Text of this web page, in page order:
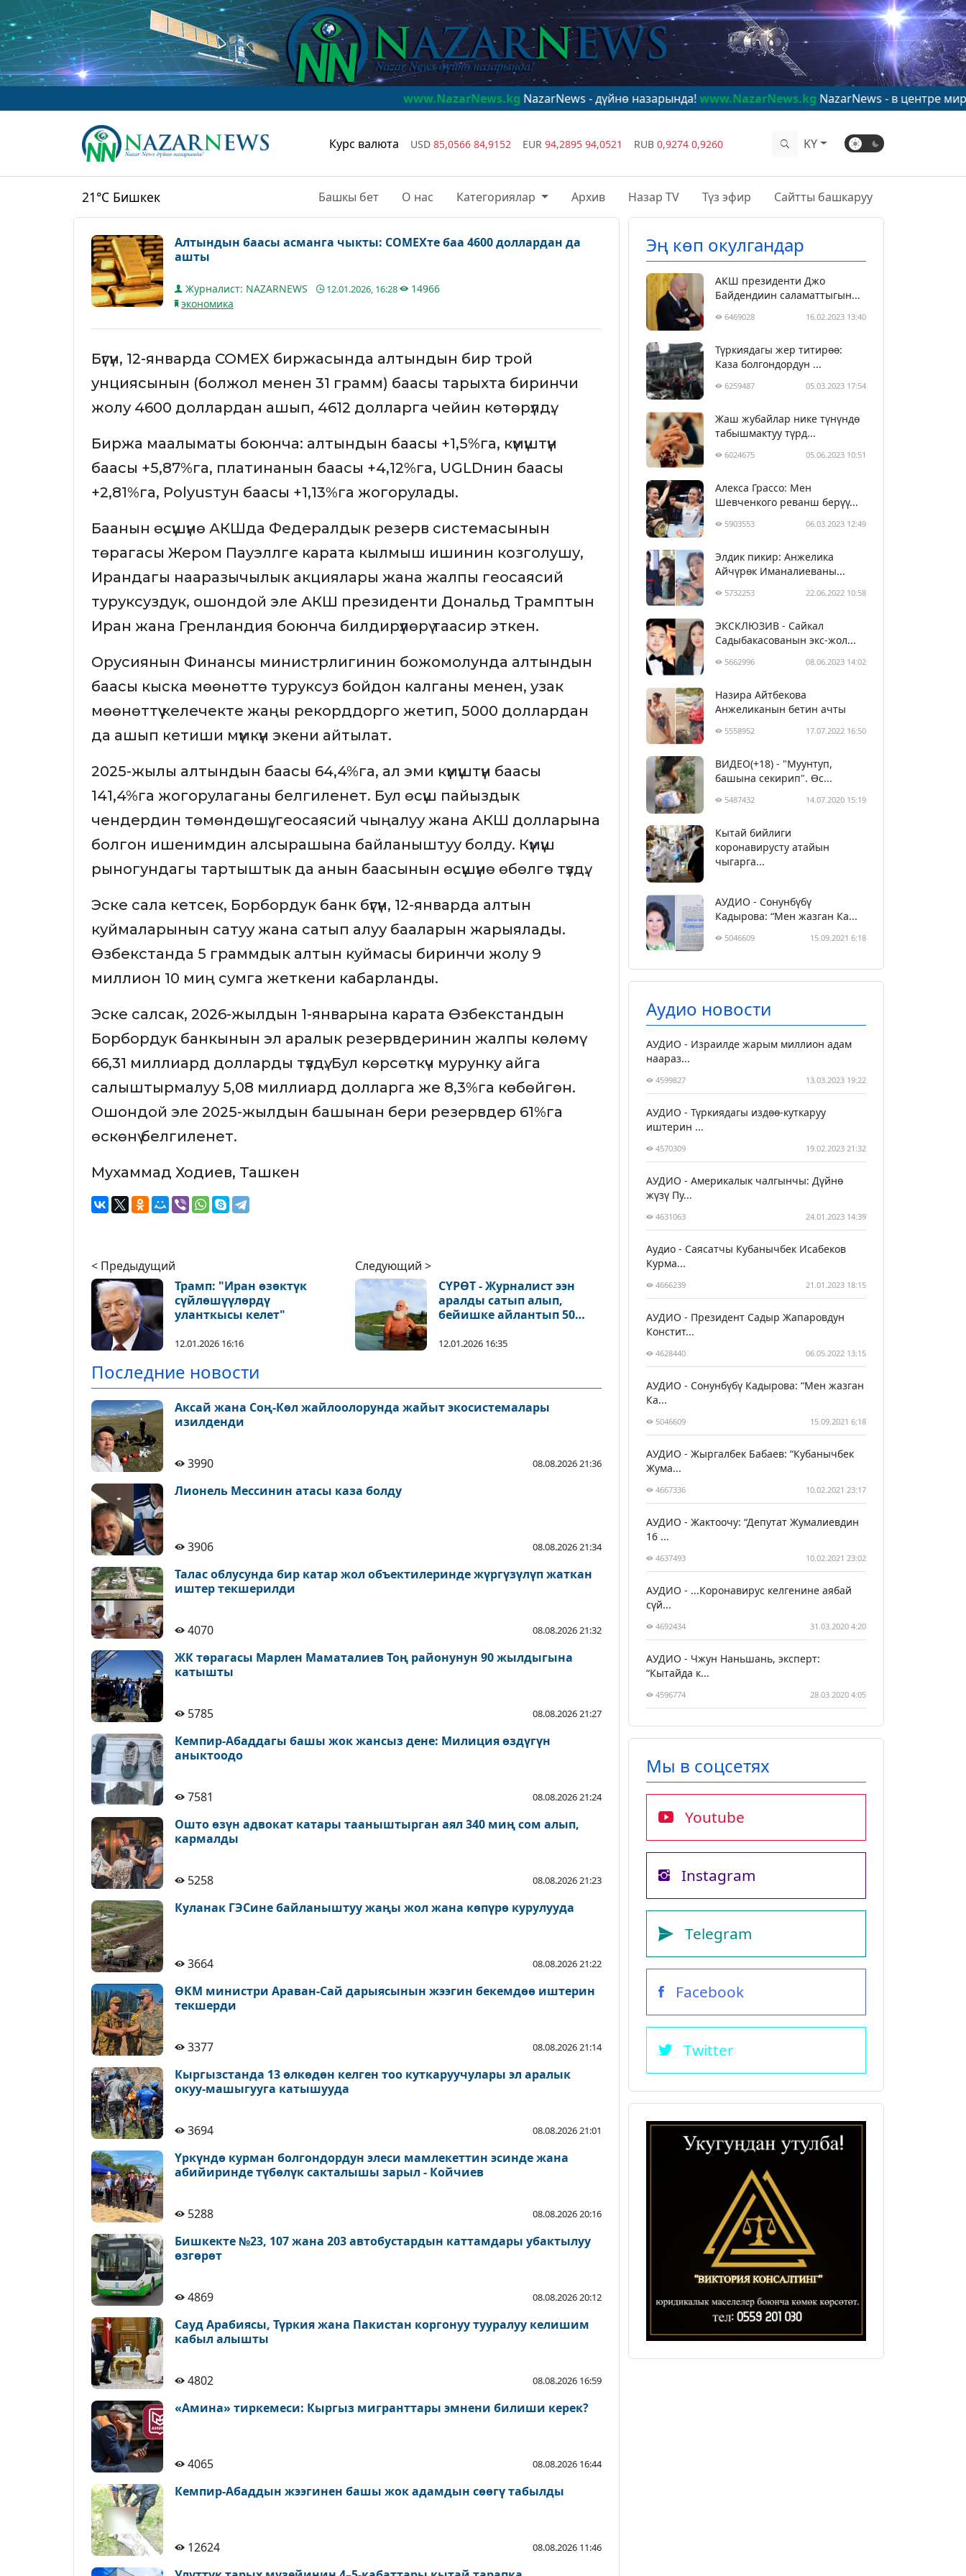
www.NazarNews.kgNazarNews - дүйнө назарында!www.NazarNews.kgNazarNews - в центре мирового
Курс валюта USD 85,0566 84,9152 EUR 94,2895 94,0521 RUB 0,9274 0,9260 KY
21°C Бишкек Башкы бет О нас Категориялар Архив Назар TV Түз эфир Сайтты башкаруу
Алтындын баасы асманга чыкты: COMEXте баа 4600 доллардан да
ашты
Журналист: NAZARNEWS 12.01.2026, 16:28
14966
экономика
Бүгүн, 12-январда COMEX биржасында алтындын бир трой
унциясынын (болжол менен 31 грамм) баасы тарыхта биринчи
жолу 4600 доллардан ашып, 4612 долларга чейин көтөрүлдү.
Биржа маалыматы боюнча: алтындын баасы +1,5%га, күмүштүн
баасы +5,87%га, платинанын баасы +4,12%га, UGLDнин баасы
+2,81%га, Polyusтун баасы +1,13%га жогорулады.
Баанын өсүшүнө АКШда Федералдык резерв системасынын
төрагасы Жером Пауэллге карата кылмыш ишинин козголушу,
Ирандагы нааразычылык акциялары жана жалпы геосаясий
туруксуздук, ошондой эле АКШ президенти Дональд Трамптын
Иран жана Гренландия боюнча билдирүүлөрү таасир эткен.
Орусиянын Финансы министрлигинин божомолунда алтындын
баасы кыска мөөнөттө туруксуз бойдон калганы менен, узак
мөөнөттүү келечекте жаңы рекорддорго жетип, 5000 доллардан
да ашып кетиши мүмкүн экени айтылат.
2025-жылы алтындын баасы 64,4%га, ал эми күмүштүн баасы
141,4%га жогорулаганы белгиленет. Бул өсүш пайыздык
чендердин төмөндөшү, геосаясий чыңалуу жана АКШ долларына
болгон ишенимдин алсырашына байланыштуу болду. Күмүш
рыногундагы тартыштык да анын баасынын өсүшүнө өбөлгө түздү.
Эске сала кетсек, Борбордук банк бүгүн, 12-январда алтын
куймаларынын сатуу жана сатып алуу бааларын жарыялады.
Өзбекстанда 5 граммдык алтын куймасы биринчи жолу 9
миллион 10 миң сумга жеткени кабарланды.
Эске салсак, 2026-жылдын 1-январына карата Өзбекстандын
Борбордук банкынын эл аралык резервдеринин жалпы көлөмү
66,31 миллиард долларды түздү. Бул көрсөткүч мурунку айга
салыштырмалуу 5,08 миллиард долларга же 8,3%га көбөйгөн.
Ошондой эле 2025-жылдын башынан бери резервдер 61%га
өскөнү белгиленет.
Мухаммад Ходиев, Ташкен
< Предыдущий
Трамп: "Иран өзөктүк
сүйлөшүүлөрдү
уланткысы келет"
12.01.2026 16:16
Следующий >
СҮРӨТ - Журналист ээн
аралды сатып алып,
бейишке айлантып 50
12.01.2026 16:35
Последние новости
Аксай жана Соң-Көл жайлоолорунда жайыт экосистемалары
изилденди
3990 08.08.2026 21:36
Лионель Мессинин атасы каза болду
3906 08.08.2026 21:34
Талас облусунда бир катар жол объектилеринде жүргүзүлүп жаткан
иштер текшерилди
4070 08.08.2026 21:32
ЖК төрагасы Марлен Маматалиев Тоң районунун 90 жылдыгына
катышты
5785 08.08.2026 21:27
Кемпир-Абаддагы башы жок жансыз дене: Милиция өздүгүн
аныктоодо
7581 08.08.2026 21:24
Ошто өзүн адвокат катары тааныштырган аял 340 миң сом алып,
кармалды
5258 08.08.2026 21:23
Куланак ГЭСине байланыштуу жаңы жол жана көпүрө курулууда
3664 08.08.2026 21:22
ӨКМ министри Араван-Сай дарыясынын жээгин бекемдөө иштерин
текшерди
3377 08.08.2026 21:14
Кыргызстанда 13 өлкөдөн келген тоо куткаруучулары эл аралык
окуу-машыгууга катышууда
3694 08.08.2026 21:01
Үркүндө курман болгондордун элеси мамлекеттин эсинде жана
абийиринде түбөлүк сакталышы зарыл - Койчиев
5288 08.08.2026 20:16
Бишкекте №23, 107 жана 203 автобустардын каттамдары убактылуу
өзгөрөт
4869 08.08.2026 20:12
Сауд Арабиясы, Түркия жана Пакистан коргонуу тууралуу келишим
кабыл алышты
4802 08.08.2026 16:59
«Амина» тиркемеси: Кыргыз мигранттары эмнени билиши керек?
4065 08.08.2026 16:44
Кемпир-Абаддын жээгинен башы жок адамдын сөөгү табылды
12624 08.08.2026 11:46
Эң көп окулгандар
АКШ президенти Джо
Байдендиин саламаттыгын...
6469028 16.02.2023 13:40
Түркиядагы жер титирөө:
Каза болгондордун ...
6259487 05.03.2023 17:54
Жаш жубайлар нике түнүндө
табышмактуу түрд...
6024675 05.06.2023 10:51
Алекса Грассо: Мен
Шевченкого реванш берүү...
5903553 06.03.2023 12:49
Элдик пикир: Анжелика
Айчүрөк Иманалиеваны...
5732253 22.06.2022 10:58
ЭКСКЛЮЗИВ - Сайкал
Садыбакасованын экс-жол...
5662996 08.06.2023 14:02
Назира Айтбекова
Анжеликанын бетин ачты
5558952 17.07.2022 16:50
ВИДЕО(+18) - "Муунтуп,
башына секирип". Өс...
5487432 14.07.2020 15:19
Кытай бийлиги
коронавирусту атайын
чыгарга...
АУДИО - Сонунбүбү
Кадырова: “Мен жазган Ка...
5046609 15.09.2021 6:18
Аудио новости
АУДИО - Израилде жарым миллион адам
наараз...
4599827 13.03.2023 19:22
АУДИО - Түркиядагы издөө-куткаруу
иштерин ...
4570309 19.02.2023 21:32
АУДИО - Америкалык чалгынчы: Дүйнө
жүзү Пу...
4631063 24.01.2023 14:39
Аудио - Саясатчы Кубанычбек Исабеков
Курма...
4666239 21.01.2023 18:15
АУДИО - Президент Садыр Жапаровдун
Констит...
4628440 06.05.2022 13:15
АУДИО - Сонунбүбү Кадырова: “Мен жазган
Ка...
5046609 15.09.2021 6:18
АУДИО - Жыргалбек Бабаев: “Кубанычбек
Жума...
4667336 10.02.2021 23:17
АУДИО - Жактоочу: “Депутат Жумалиевдин
16 ...
4637493 10.02.2021 23:02
АУДИО - ...Коронавирус келгенине аябай
сүй...
4692434 31.03.2020 4:20
АУДИО - Чжун Наньшань, эксперт:
“Кытайда к...
4596774 28.03.2020 4:05
Мы в соцсетях
Youtube
Instagram
Telegram
Facebook
Twitter